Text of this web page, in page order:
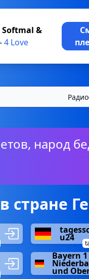
Softmal &
-4 Love
народ
стране
u24
Bayern 1
und